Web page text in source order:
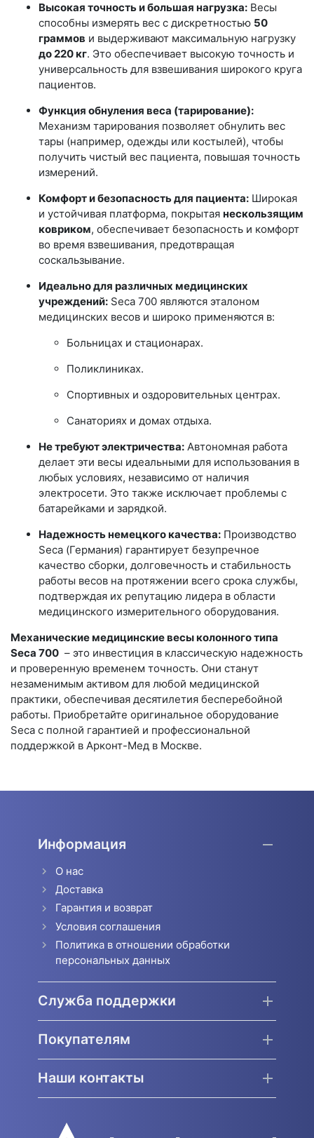
Высокая точность и большая нагрузка: Весы
способны измерять вес с дискретностью 50
граммов и выдерживают максимальную нагрузку
до 220 кг. Это обеспечивает высокую точность и
универсальность для взвешивания широкого круга
пациентов.
Функция обнуления веса (тарирование):
Механизм тарирования позволяет обнулить вес
тары (например, одежды или костылей), чтобы
получить чистый вес пациента, повышая точность
измерений.
Комфорт и безопасность для пациента: Широкая
и устойчивая платформа, покрытая нескользящим
ковриком, обеспечивает безопасность и комфорт
во время взвешивания, предотвращая
соскальзывание.
Идеально для различных медицинских
учреждений: Seca 700 являются эталоном
медицинских весов и широко применяются в:
Больницах и стационарах.
Поликлиниках.
Спортивных и оздоровительных центрах.
Санаториях и домах отдыха.
Не требуют электричества: Автономная работа
делает эти весы идеальными для использования в
любых условиях, независимо от наличия
электросети. Это также исключает проблемы с
батарейками и зарядкой.
Надежность немецкого качества: Производство
Seca (Германия) гарантирует безупречное
качество сборки, долговечность и стабильность
работы весов на протяжении всего срока службы,
подтверждая их репутацию лидера в области
медицинского измерительного оборудования.
Механические медицинские весы колонного типа
Seca 700 – это инвестиция в классическую надежность
и проверенную временем точность. Они станут
незаменимым активом для любой медицинской
практики, обеспечивая десятилетия бесперебойной
работы. Приобретайте оригинальное оборудование
Seca с полной гарантией и профессиональной
поддержкой в Арконт-Мед в Москве.
Информация
О нас
Доставка
Гарантия и возврат
Условия соглашения
Политика в отношении обработки
персональных данных
Служба поддержки
Покупателям
Наши контакты